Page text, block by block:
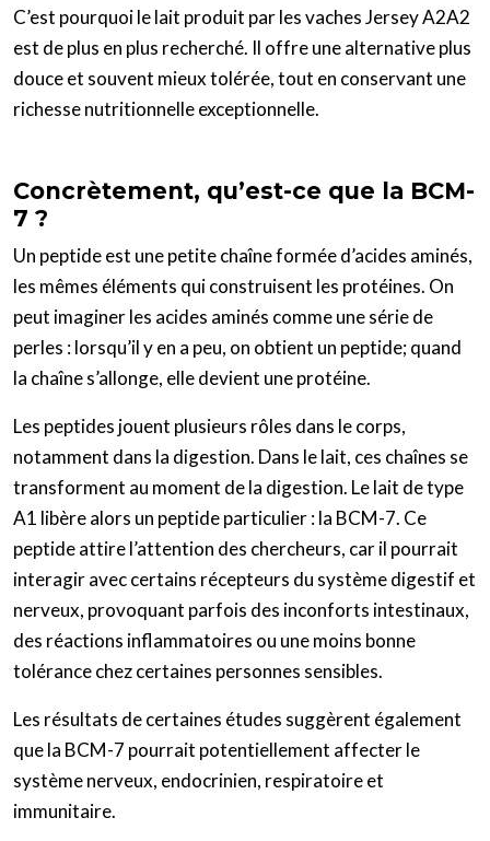
C’est pourquoi le lait produit par les vaches Jersey A2A2
est de plus en plus recherché. Il offre une alternative plus
douce et souvent mieux tolérée, tout en conservant une
richesse nutritionnelle exceptionnelle.
Concrètement, qu’est-ce que la BCM-
7 ?
Un peptide est une petite chaîne formée d’acides aminés,
les mêmes éléments qui construisent les protéines. On
peut imaginer les acides aminés comme une série de
perles : lorsqu’il y en a peu, on obtient un peptide; quand
la chaîne s’allonge, elle devient une protéine.
Les peptides jouent plusieurs rôles dans le corps,
notamment dans la digestion. Dans le lait, ces chaînes se
transforment au moment de la digestion. Le lait de type
A1 libère alors un peptide particulier : la BCM-7. Ce
peptide attire l’attention des chercheurs, car il pourrait
interagir avec certains récepteurs du système digestif et
nerveux, provoquant parfois des inconforts intestinaux,
des réactions inflammatoires ou une moins bonne
tolérance chez certaines personnes sensibles.
Les résultats de certaines études suggèrent également
que la BCM-7 pourrait potentiellement affecter le
système nerveux, endocrinien, respiratoire et
immunitaire.